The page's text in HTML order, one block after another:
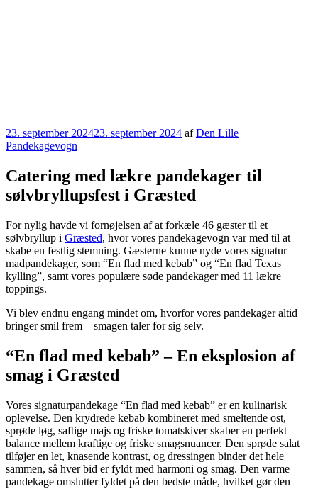
Udgivet
den
23. september 202423. september 2024 afDen Lille
Pandekagevogn
Catering med lækre pandekager til
sølvbryllupsfest i Græsted
For nylig havde vi fornøjelsen af at forkæle 46 gæster til et
sølvbryllup i Græsted, hvor vores pandekagevogn var med til at
skabe en festlig stemning. Gæsterne kunne nyde vores signatur
madpandekager, som “En flad med kebab” og “En flad Texas
kylling”, samt vores populære søde pandekager med 11 lækre
toppings.
Vi blev endnu engang mindet om, hvorfor vores pandekager altid
bringer smil frem – smagen taler for sig selv.
“En flad med kebab” – En eksplosion af
smag i Græsted
Vores signaturpandekage “En flad med kebab” er en kulinarisk
oplevelse. Den krydrede kebab kombineret med smeltende ost,
sprøde løg, saftige majs og friske tomatskiver skaber en perfekt
balance mellem kraftige og friske smagsnuancer. Den sprøde salat
tilføjer en let, knasende kontrast, og dressingen binder det hele
sammen, så hver bid er fyldt med harmoni og smag. Den varme
pandekage omslutter fyldet på den bedste måde, hvilket gør den